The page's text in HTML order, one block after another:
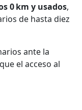
0 km y usados,
de hasta diez
ante la
el acceso al